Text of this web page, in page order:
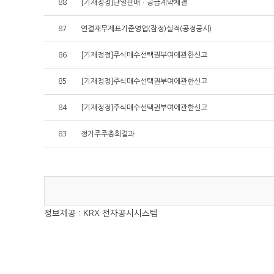
88 [기재정정]단일판매ㆍ공급계약체결
87 연결재무제표기준영업(잠정)실적(공정공시)
86 [기재정정]주식매수선택권부여에관한신고
85 [기재정정]주식매수선택권부여에관한신고
84 [기재정정]주식매수선택권부여에관한신고
83 정기주주총회결과
정보제공 : KRX 전자공시시스템